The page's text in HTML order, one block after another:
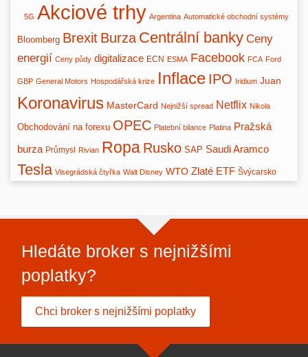
5G Akciové trhy Argentina Automatické obchodní systémy
Bloomberg Brexit Burza Centrální banky Ceny
energií Ceny půdy digitalizace ECN ESMA Facebook FCA Ford
GBP General Motors Hospodářská krize Inflace IPO Iridium Juan
Koronavirus MasterCard Nejnižší spread Netflix Nikola
Obchodování na forexu OPEC Platební bilance Platina Pražská
burza Průmysl Rivian Ropa Rusko SAP Saudi Aramco
Tesla Visegrádská čtyřka Walt Disney WTO Zlaté ETF Švýcarsko
Hledáte broker s nejnižšími
poplatky?
Chci broker s nejnižšími poplatky